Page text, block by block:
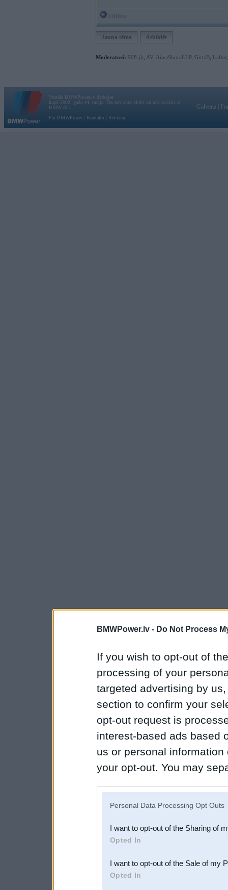
BMWPower.lv - Do Not Process
If you wish to opt-out of
processing of your
targeted advertising by
section to confirm your
opt-out request is
interest-based ads based
us or personal
your opt-out. You may
Downstream Participants
third parties.
Personal Data Processing Opt Outs
I want to opt-out of the Sharing of
Opted In
I want to opt-out of the Sale of my
Opted In
Jauna tēma Atbildēt
Moderatori: 968-jk AV AiwaShuraLLP, GirtzB Lafter
Vortāls BMWPower.lv darbojas
kopš 2002. gada 14. maija. Tas nav auto klubs un nav saistīts ar
BMW AG.
Par BMWPower
Kontakti Reklāma
Galvena